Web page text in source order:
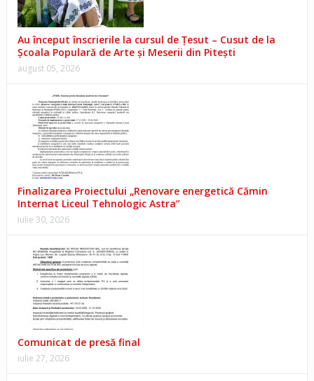
Au început înscrierile la cursul de Țesut – Cusut de la
Școala Populară de Arte și Meserii din Pitești
august 05, 2026
Finalizarea Proiectului „Renovare energetică Cămin
Internat Liceul Tehnologic Astra”
iulie 30, 2026
Comunicat de presă final
iulie 27, 2026